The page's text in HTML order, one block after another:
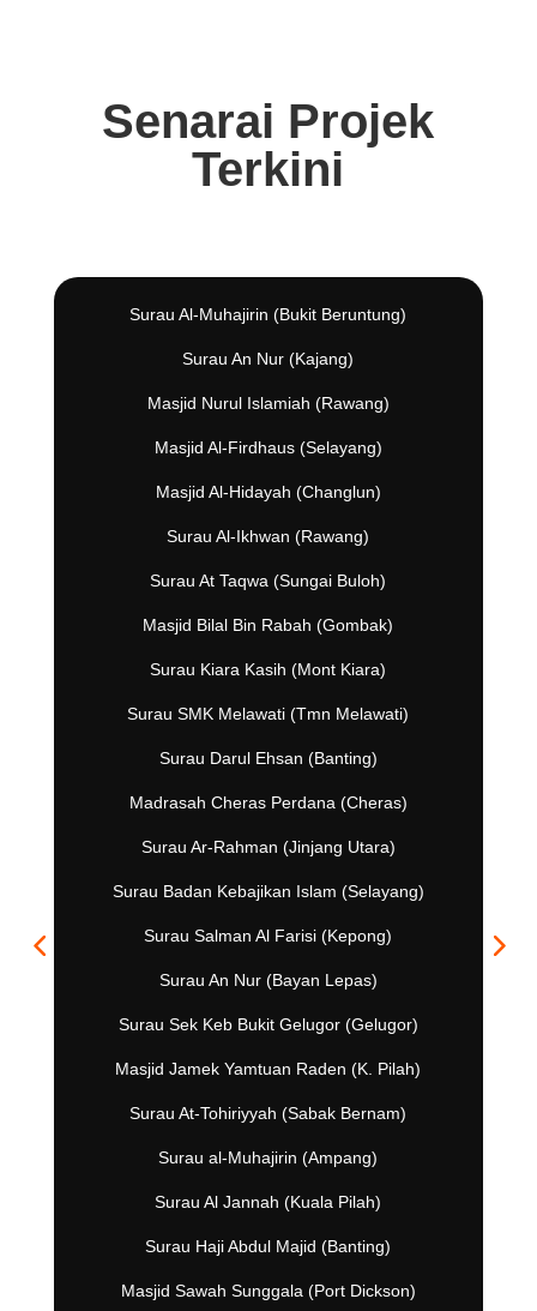
Senarai Projek
Terkini
Surau Al-Muhajirin (Bukit Beruntung)
Surau An Nur (Kajang)
Masjid Nurul Islamiah (Rawang)
Masjid Al-Firdhaus (Selayang)
Masjid Al-Hidayah (Changlun)
Surau Al-Ikhwan (Rawang)
Surau At Taqwa (Sungai Buloh)
Masjid Bilal Bin Rabah (Gombak)
Surau Kiara Kasih (Mont Kiara)
Surau SMK Melawati (Tmn Melawati)
Surau Darul Ehsan (Banting)
Madrasah Cheras Perdana (Cheras)
Surau Ar-Rahman (Jinjang Utara)
Surau Badan Kebajikan Islam (Selayang)
Surau Salman Al Farisi (Kepong)
Surau An Nur (Bayan Lepas)
Surau Sek Keb Bukit Gelugor (Gelugor)
Masjid Jamek Yamtuan Raden (K. Pilah)
Surau At-Tohiriyyah (Sabak Bernam)
Surau al-Muhajirin (Ampang)
Surau Al Jannah (Kuala Pilah)
Surau Haji Abdul Majid (Banting)
Masjid Sawah Sunggala (Port Dickson)